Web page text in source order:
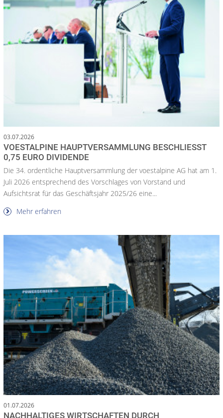
03.07.2026
VOESTALPINE HAUPTVERSAMMLUNG BESCHLIESST 0
,75 EURO DIVIDENDE
Die 34. ordentliche Hauptversammlung der voestalpine AG hat am 1.
Juli 2026 entsprechend des Vorschlages von Vorstand und
Aufsichtsrat für das Geschäftsjahr 2025/26 eine...
Mehr erfahren
01.07.2026
NACHHALTIGES WIRTSCHAFTEN DURCH